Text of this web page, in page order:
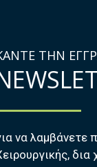
ΤΗΝ
να λαμβάνετε